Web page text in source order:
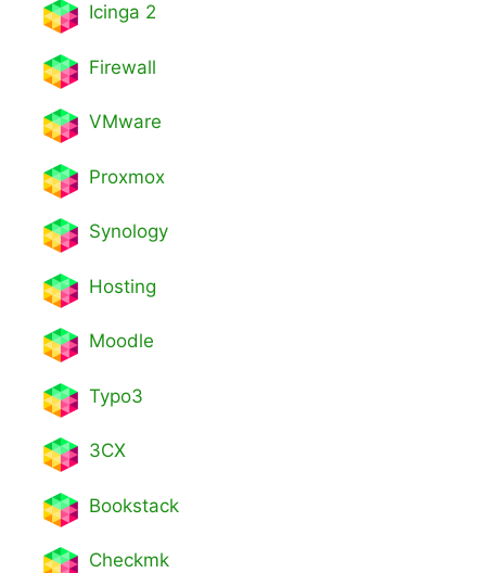
Icinga 2
Firewall
VMware
Proxmox
Synology
Hosting
Moodle
Typo3
3CX
Bookstack
Checkmk